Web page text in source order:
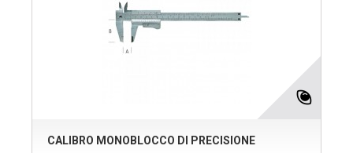
CALIBRO MONOBLOCCO DI PRECISIONE